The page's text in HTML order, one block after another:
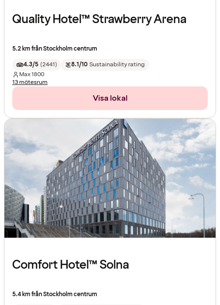
Quality Hotel™ Strawberry Arena
5.2 km från Stockholm centrum
4.3/5 (2441) 8.1/10 Sustainability rating
Max1800
13 mötesrum
Visa lokal
Comfort Hotel™ Solna
5.4 km från Stockholm centrum